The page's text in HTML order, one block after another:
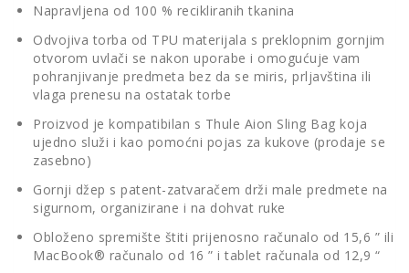
Napravljena od 100 % recikliranih tkanina
Odvojiva torba od TPU materijala s preklopnim gornjim
otvorom uvlači se nakon uporabe i omogućuje vam
pohranjivanje predmeta bez da se miris, prljavština ili
vlaga prenesu na ostatak torbe
Proizvod je kompatibilan s Thule Aion Sling Bag koja
ujedno služi i kao pomoćni pojas za kukove (prodaje se
zasebno)
Gornji džep s patent-zatvaračem drži male predmete na
sigurnom, organizirane i na dohvat ruke
Obloženo spremište štiti prijenosno računalo od 15,6 ” ili
MacBook® računalo od 16 ” i tablet računala od 12,9 “